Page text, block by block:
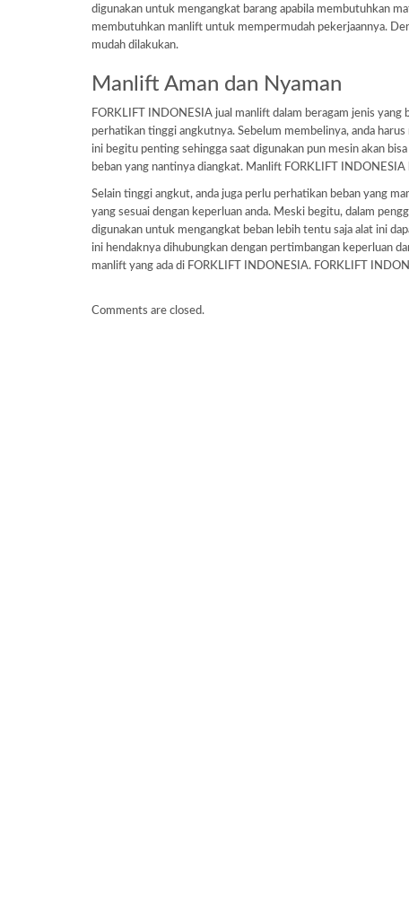
digunakan untuk mengangkat barang apabila membutuhkan
membutuhkan manlift untuk mempermudah pekerjaannya.
mudah dilakukan.
Manlift Aman dan Nyaman
FORKLIFT INDONESIA jual manlift dalam beragam jenis
perhatikan tinggi angkutnya. Sebelum membelinya, anda
ini begitu penting sehingga saat digunakan pun mesin akan
beban yang nantinya diangkat. Manlift FORKLIFT
Selain tinggi angkut, anda juga perlu perhatikan beban yang
yang sesuai dengan keperluan anda. Meski begitu, dalam
digunakan untuk mengangkat beban lebih tentu saja alat ini
ini hendaknya dihubungkan dengan pertimbangan keperluan
manlift yang ada di FORKLIFT INDONESIA. FORKLIFT
Comments are closed.